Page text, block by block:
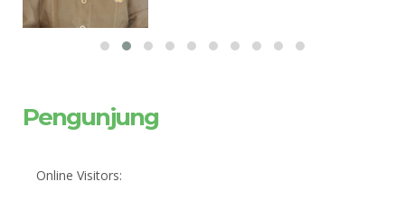
Pengunjung
Online Visitors: